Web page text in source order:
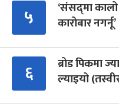
५
‘संसद्‍मा
कारोबार नगर्नू’
६
ब्रोड पिकमा
ल्याइयो